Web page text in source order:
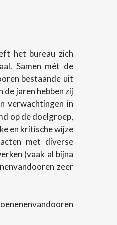
het bureau zich
Samen mét de
bestaande uit
de jaren hebben zij
verwachtingen in
op de doelgroep,
en kritische wijze
met diverse
(vaak al bijna
zeer